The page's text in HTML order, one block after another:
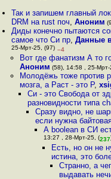
Так и запишем главный
DRM на rust поч,Аноним
Диды конечно пытаются
самое что Си пр,Данные
25-Мрт-25, (97) –4
Вот где фанатизм А то
Аноним (58), 14:58 , 25-Мрт-
Молодёжь тоже против
мозга, а Раст - это Р,
Си - это Свобода от
разновидности типа
Сразу видно, не
если нужна
А boolean в СИ
13:27 , 28-Мрт-25, (237
Есть, но он не
истина, это
Странно, а
выдавать